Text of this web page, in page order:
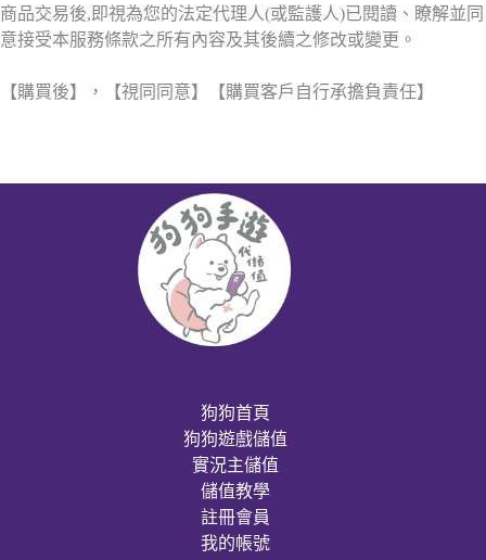
商品交易後,即視為您的法定代理人(或監護人)已閱讀、瞭解並同
意接受本服務條款之所有內容及其後續之修改或變更。
【購買後】，【視同同意】【購買客戶自行承擔負責任】
狗狗首頁
狗狗遊戲儲值
實況主儲值
儲值教學
註冊會員
我的帳號